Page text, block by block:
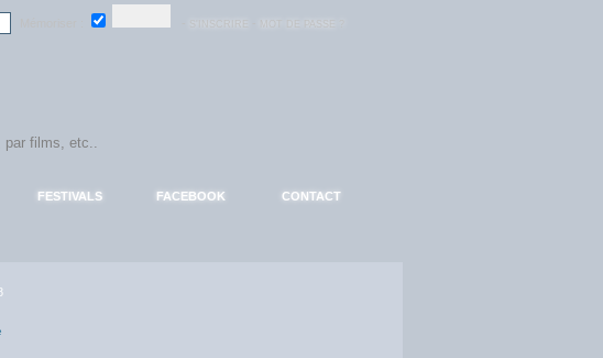
FESTIVALS FACEBOOK CONTACT